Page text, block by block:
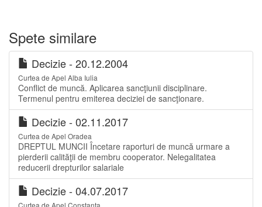
Spete similare
Decizie - 20.12.2004
Curtea de Apel Alba Iulia
Conflict de muncă. Aplicarea sancţiunii disciplinare.
Termenul pentru emiterea deciziei de sancţionare.
Decizie - 02.11.2017
Curtea de Apel Oradea
DREPTUL MUNCII Încetare raporturi de muncă urmare a
pierderii calităţii de membru cooperator. Nelegalitatea
reducerii drepturilor salariale
Decizie - 04.07.2017
Curtea de Apel Constanța